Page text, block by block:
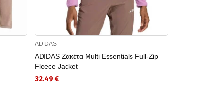
ADIDAS
ADIDAS Ζακέτα Multi Essentials Full-Zip
Fleece Jacket
32.49 €